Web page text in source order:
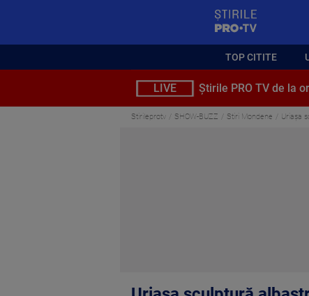
TOP CITITE
LIVE Știrile PRO TV de la
Stirileprotv SHOW-BUZZ Stiri Mondene Uriașa